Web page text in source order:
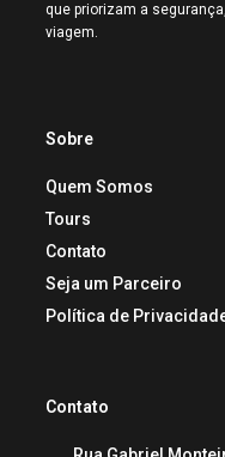
que priorizam a
viagem.
Sobre
Quem Somos
Tours
Contato
Seja um Parceiro
Política de
Contato